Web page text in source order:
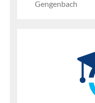
Gengenbach